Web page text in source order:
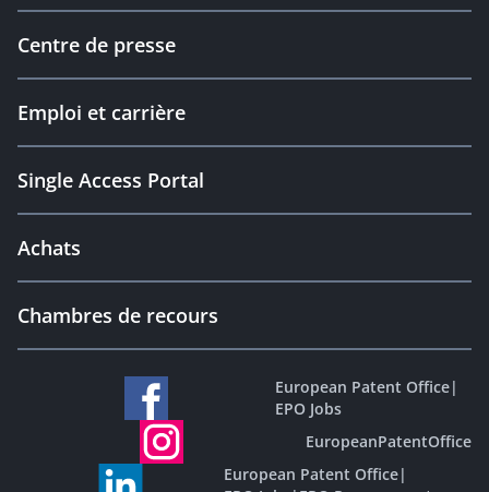
Centre de presse
Emploi et carrière
Single Access Portal
Achats
Chambres de recours
European Patent Office|
EPO Jobs
EuropeanPatentOffice
European Patent Office|